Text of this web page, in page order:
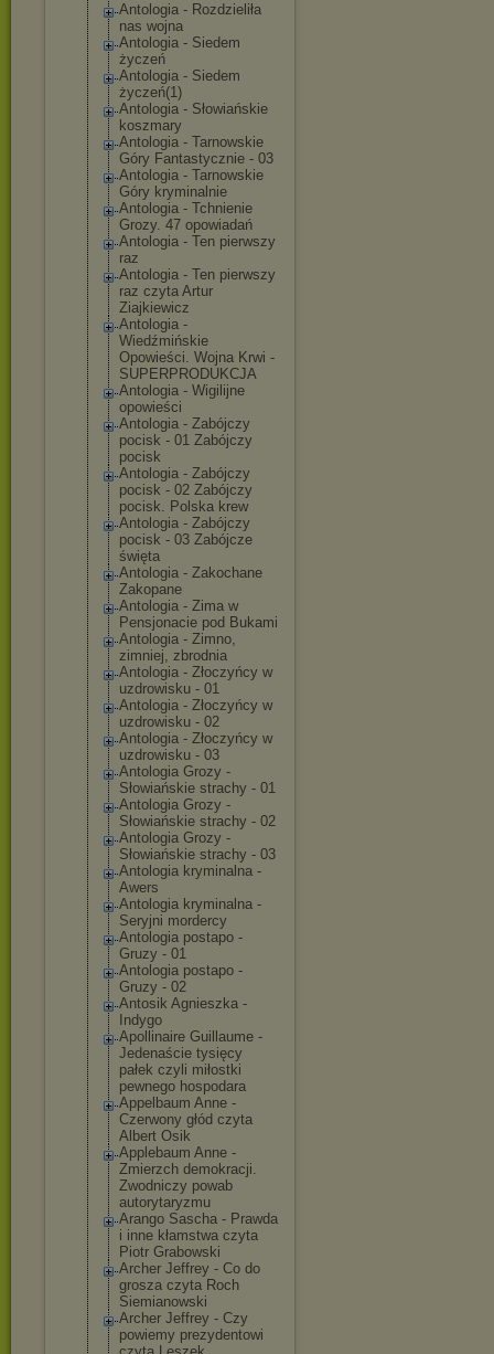
Antologia - Rozdzieliła
nas wojna
Antologia - Siedem
życzeń
Antologia - Siedem
życzeń(1)
Antologia - Słowiańskie
koszmary
Antologia - Tarnowskie
Góry Fantastycznie - 03
Antologia - Tarnowskie
Góry kryminalnie
Antologia - Tchnienie
Grozy. 47 opowiadań
Antologia - Ten pierwszy
raz
Antologia - Ten pierwszy
raz czyta Artur
Ziajkiewicz
Antologia -
Wiedźmińskie
Opowieści. Wojna Krwi -
SUPERPRODUKCJA
Antologia - Wigilijne
opowieści
Antologia - Zabójczy
pocisk - 01 Zabójczy
pocisk
Antologia - Zabójczy
pocisk - 02 Zabójczy
pocisk. Polska krew
Antologia - Zabójczy
pocisk - 03 Zabójcze
święta
Antologia - Zakochane
Zakopane
Antologia - Zima w
Pensjonacie pod Bukami
Antologia - Zimno,
zimniej, zbrodnia
Antologia - Złoczyńcy w
uzdrowisku - 01
Antologia - Złoczyńcy w
uzdrowisku - 02
Antologia - Złoczyńcy w
uzdrowisku - 03
Antologia Grozy -
Słowiańskie strachy - 01
Antologia Grozy -
Słowiańskie strachy - 02
Antologia Grozy -
Słowiańskie strachy - 03
Antologia kryminalna -
Awers
Antologia kryminalna -
Seryjni mordercy
Antologia postapo -
Gruzy - 01
Antologia postapo -
Gruzy - 02
Antosik Agnieszka -
Indygo
Apollinaire Guillaume -
Jedenaście tysięcy
pałek czyli miłostki
pewnego hospodara
Appelbaum Anne -
Czerwony głód czyta
Albert Osik
Applebaum Anne -
Zmierzch demokracji.
Zwodniczy powab
autorytaryzmu
Arango Sascha - Prawda
i inne kłamstwa czyta
Piotr Grabowski
Archer Jeffrey - Co do
grosza czyta Roch
Siemianowski
Archer Jeffrey - Czy
powiemy prezydentowi